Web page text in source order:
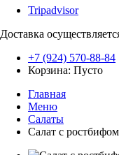
Tripadvisor
Доставка
+7 (924) 570-88-84
Корзина: Пусто
Главная
Меню
Салаты
Салат с